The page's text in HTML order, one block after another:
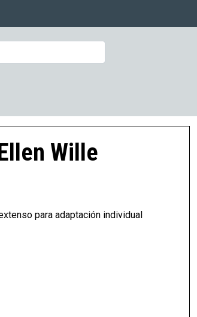
Wille
para adaptación individual